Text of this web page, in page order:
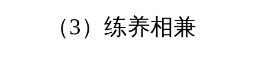
（3）练养相兼